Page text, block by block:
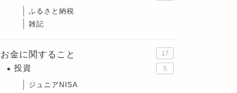
ふるさと納税
雑記
お金に関すること 17
投資 5
ジュニアNISA